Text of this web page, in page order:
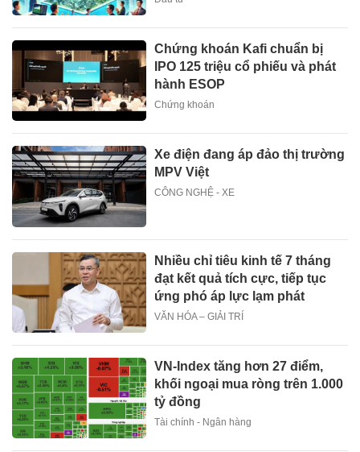
Chứng khoán Kafi chuẩn bị
IPO 125 triệu cổ phiếu và phát
hành ESOP
Chứng khoán
Xe điện đang áp đảo thị trường
MPV Việt
CÔNG NGHỆ - XE
Nhiều chỉ tiêu kinh tế 7 tháng
đạt kết quả tích cực, tiếp tục
ứng phó áp lực lạm phát
VĂN HÓA – GIẢI TRÍ
VN-Index tăng hơn 27 điểm,
khối ngoại mua ròng trên 1.000
tỷ đồng
Tài chính - Ngân hàng